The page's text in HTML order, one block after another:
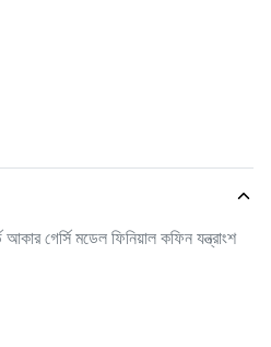
গের্সি মডেল ফিনিয়াল কফিন যন্ত্রাংশ